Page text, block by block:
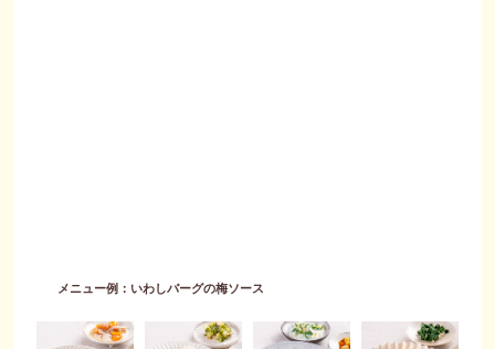
メニュー例：いわしバーグの梅ソース